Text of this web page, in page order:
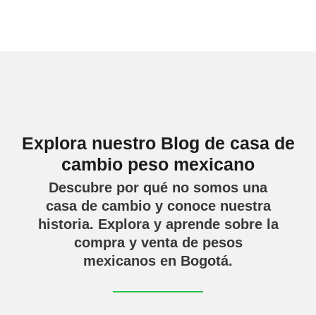
Explora nuestro Blog de casa de
cambio peso mexicano
Descubre por qué no somos una
casa de cambio y conoce nuestra
historia. Explora y aprende sobre la
compra y venta de pesos
mexicanos en Bogotá.